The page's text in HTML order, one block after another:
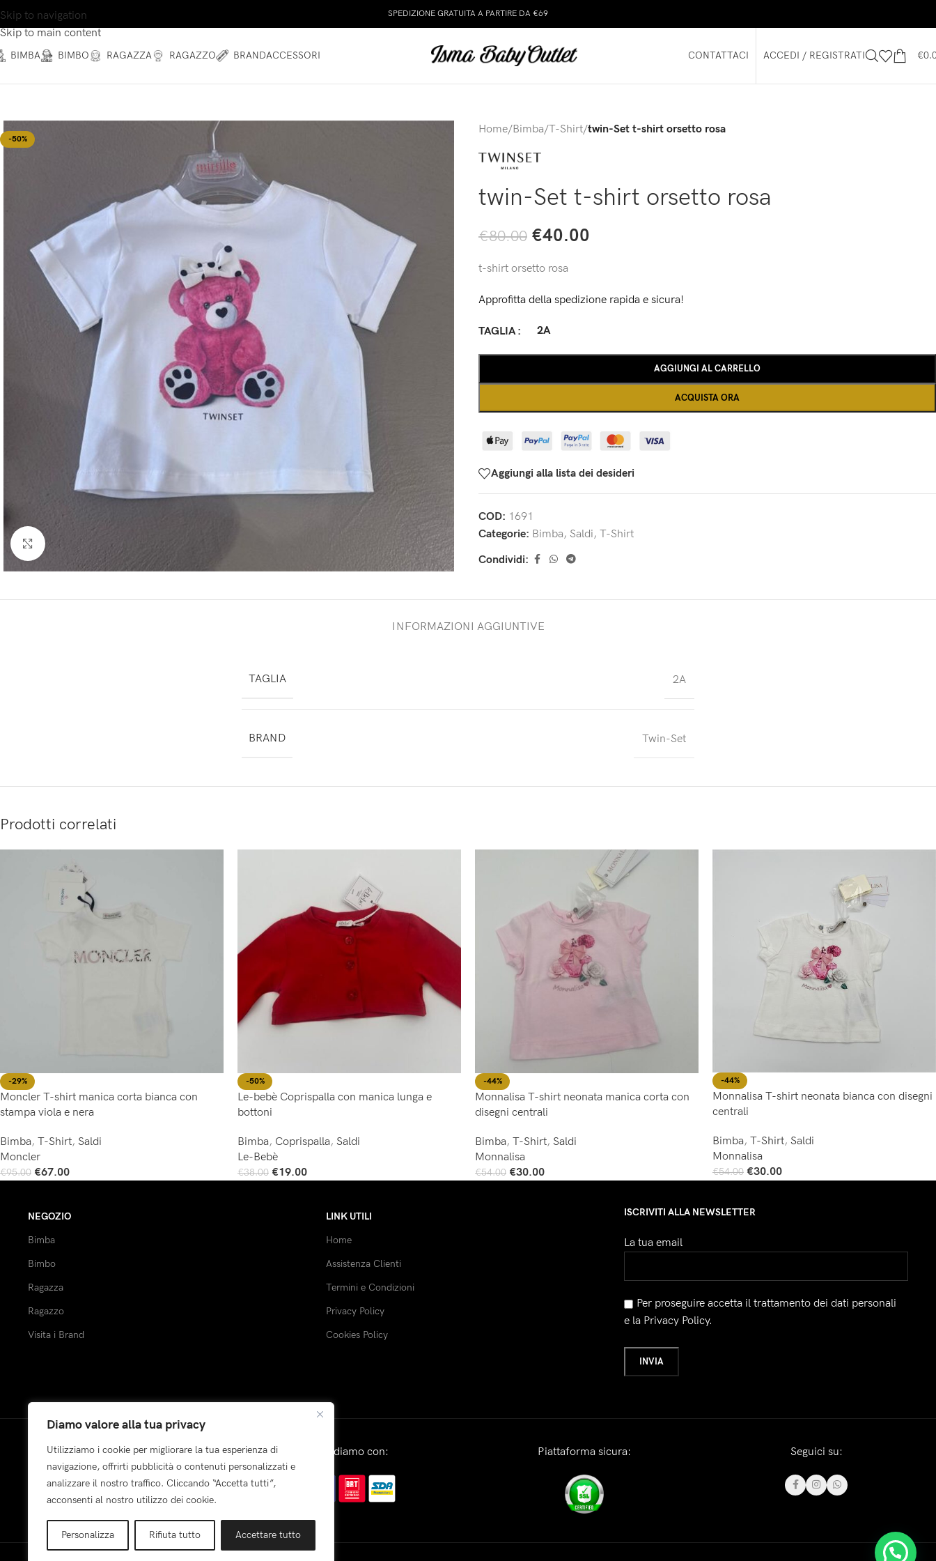
Diamo valore alla tua privacy
Utilizziamo i cookie per migliorare la tua esperienza di
navigazione, offrirti pubblicità o contenuti personalizzati e
analizzare il nostro traffico. Cliccando “Accetta tutti”,
acconsenti al nostro utilizzo dei cookie.
Personalizza Rifiuta tutto Accettare tutto
Skip to navigation
Skip to main content
SPEDIZIONE GRATUITA A PARTIRE DA €69
BIMBA BIMBO RAGAZZA RAGAZZO BRANDACCESSORI CONTATTACI ACCEDI / REGISTRATI €
-50%
Click to enlarge
Home/Bimba/T-Shirt/twin-Set t-shirt orsetto rosa
twin-Set t-shirt orsetto rosa
€80.00 €40.00
t-shirt orsetto rosa
Approfitta della spedizione rapida e sicura!
TAGLIA 2A
AGGIUNGI AL CARRELLO
ACQUISTA ORA
Aggiungi alla lista dei desideri
COD: 1691
Categorie: Bimba, Saldi, T-Shirt
Condividi:
INFORMAZIONI AGGIUNTIVE
TAGLIA 2A
BRAND Twin-Set
Prodotti correlati
-29%
Moncler T-shirt manica corta bianca con
stampa viola e nera
Bimba, T-Shirt, Saldi
Moncler
€95.00 €67.00
-50%
Le-bebè Coprispalla con manica lunga e
bottoni
Bimba, Coprispalla, Saldi
Le-Bebè
€38.00 €19.00
-44%
Monnalisa T-shirt neonata manica corta con
disegni centrali
Bimba, T-Shirt, Saldi
Monnalisa
€54.00 €30.00
-44%
Monnalisa T-shirt neonata bianca con disegni
centrali
Bimba, T-Shirt, Saldi
Monnalisa
€54.00 €30.00
NEGOZIO
Bimba
Bimbo
Ragazza
Ragazzo
Visita i Brand
LINK UTILI
Home
Assistenza Clienti
Termini e Condizioni
Privacy Policy
Cookies Policy
ISCRIVITI ALLA NEWSLETTER
La tua email
Per proseguire accetta il trattamento dei dati personali
e la Privacy Policy.
Pagamenti: Spediamo con: Piattaforma sicura: Seguici su: